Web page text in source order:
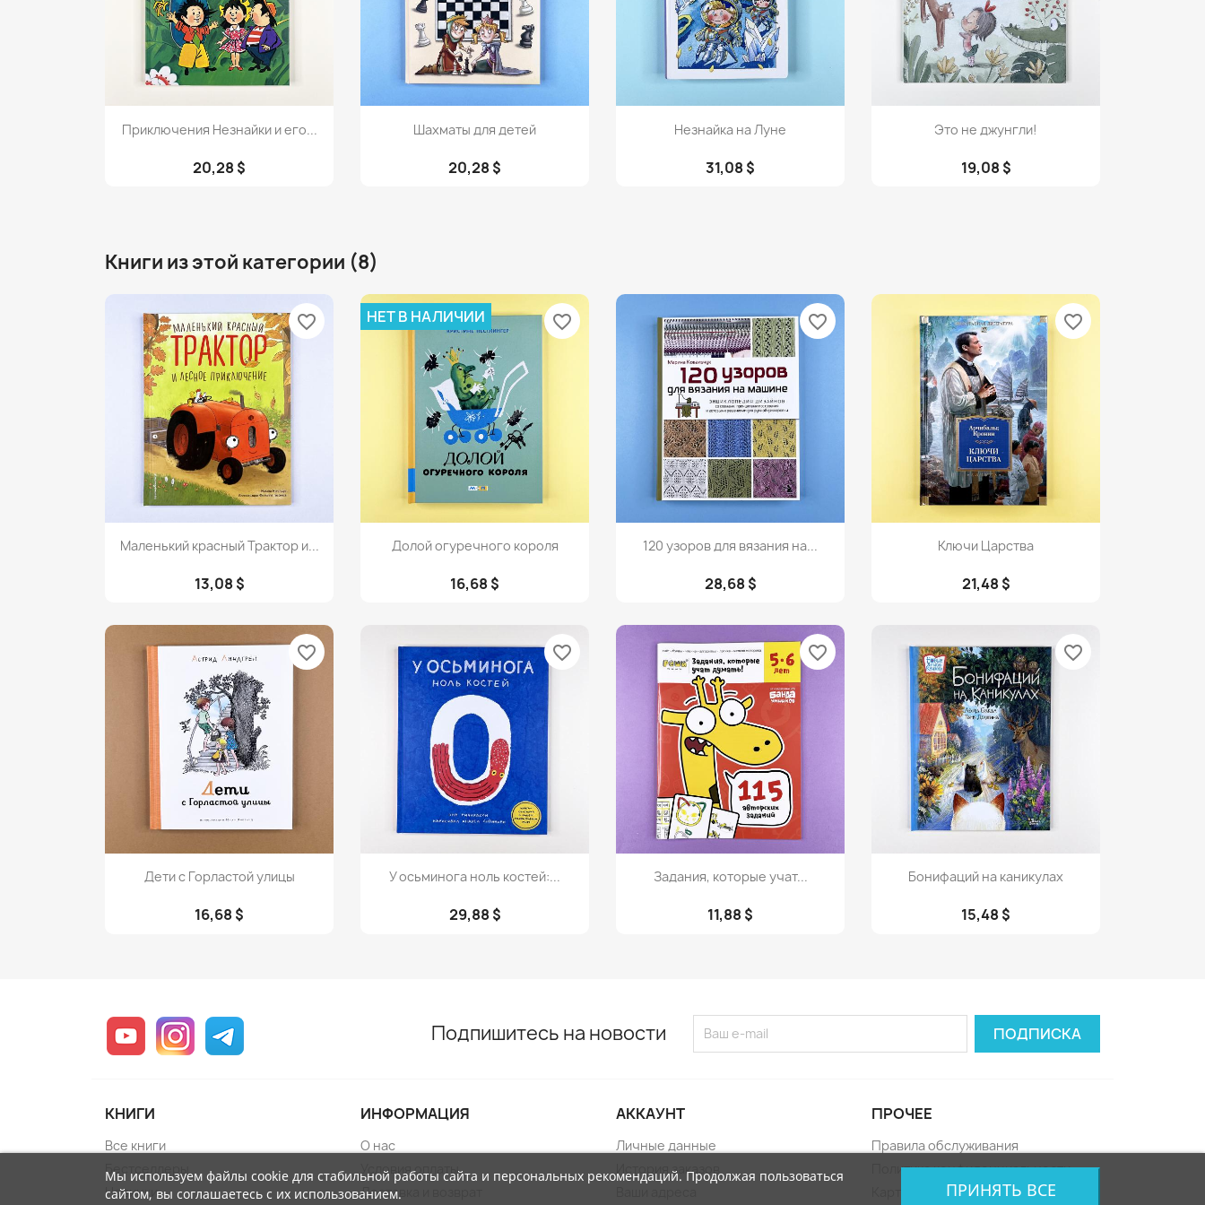
Просмотр
Приключения Незнайки и его...
20,28 $
Просмотр
Шахматы для детей
20,28 $
Просмотр
Незнайка на Луне
31,08 $
 Просмотр
Это не джунгли!
19,08 $
Книги из этой категории (8)
Просмотр
Маленький красный Трактор и...
13,08 $
favorite_border
Просмотр
Долой огуречного короля
16,68 $
НЕТ В НАЛИЧИИ favorite_border
Просмотр
120 узоров для вязания на...
28,68 $
favorite_border
Просмотр
Ключи Царства
21,48 $
favorite_border
Просмотр
Дети с Горластой улицы
16,68 $
favorite_border
Просмотр
У осьминога ноль костей:...
29,88 $
favorite_border
Просмотр
Задания, которые учат...
11,88 $
favorite_border
Просмотр
Бонифаций на каникулах
15,48 $
favorite_border
YouTube Instagram Подпишитесь на новости
КНИГИ
Все книги
Бестселлеры
Новинки
ИНФОРМАЦИЯ
О нас
Условия оплаты
Доставка и возврат
АККАУНТ
Личные данные
История заказов
ПРОЧЕЕ
Правила обслуживания
Политика конфиденциальности
Мы используем файлы cookie для стабильной работы сайта и персональных рекомендаций. Продолжая пользоваться
сайтом, вы соглашаетесь с их использованием.
ПРИНЯТЬ ВСЕ